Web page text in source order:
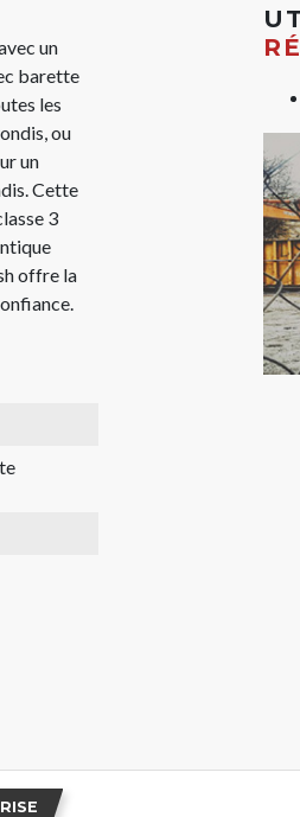
un
barette
les
ou
un
Cette
3
offre la